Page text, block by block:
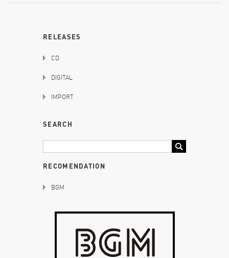
RELEASES
CD
DIGITAL
IMPORT
SEARCH
RECOMENDATION
BGM